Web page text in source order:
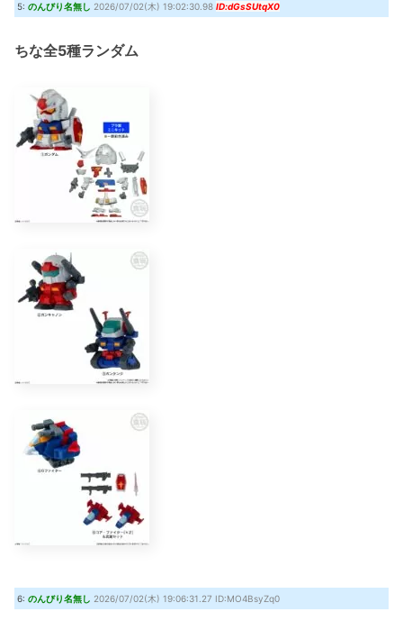
5: のんびり名無し 2026/07/02(木) 19:02:30.98 ID:dGsSUtqX0
ちな全5種ランダム
6: のんびり名無し 2026/07/02(木) 19:06:31.27 ID:MO4BsyZq0